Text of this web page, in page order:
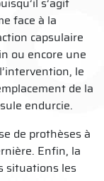
face à la
capsulaire
ou encore une
le
de la
endurcie.
de prothèses à
Enfin, la
situations les